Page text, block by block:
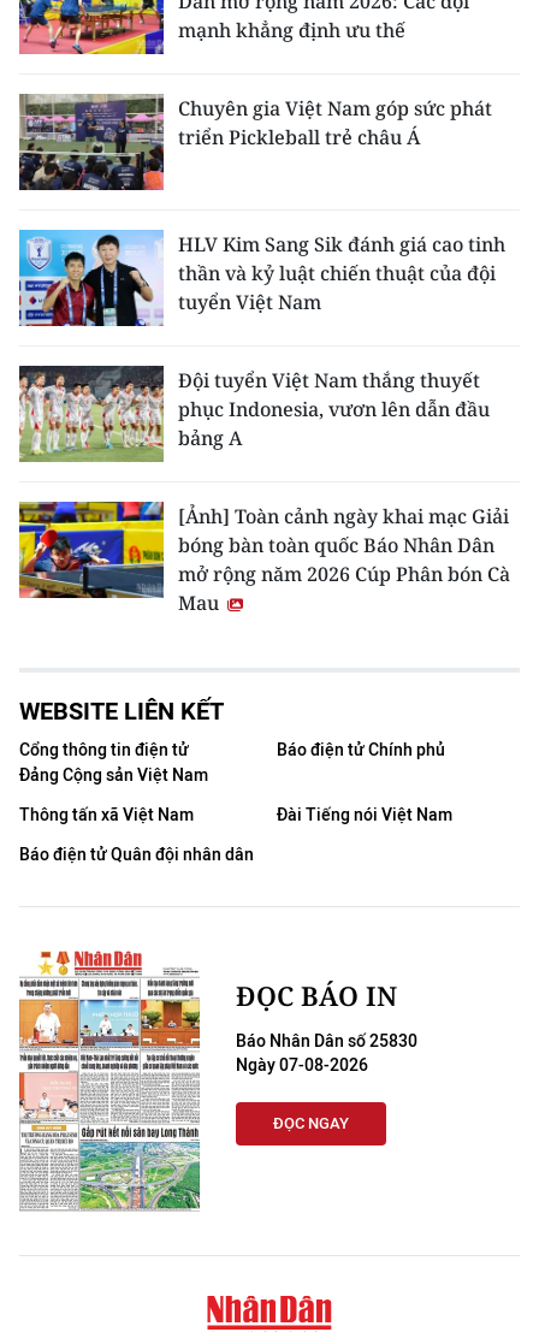
mạnh khẳng định ưu thế
Chuyên gia Việt Nam góp sức phát
triển Pickleball trẻ châu Á
HLV Kim Sang Sik đánh giá cao tinh
thần và kỷ luật chiến thuật của đội
tuyển Việt Nam
Đội tuyển Việt Nam thắng thuyết
phục Indonesia, vươn lên dẫn đầu
bảng A
[Ảnh] Toàn cảnh ngày khai mạc Giải
bóng bàn toàn quốc Báo Nhân Dân
mở rộng năm 2026 Cúp Phân bón Cà
Mau
WEBSITE LIÊN KẾT
Cổng thông tin điện tử
Đảng Cộng sản Việt Nam
Báo điện tử Chính phủ
Thông tấn xã Việt Nam
Đài Tiếng nói Việt Nam
Báo điện tử Quân đội nhân dân
ĐỌC BÁO IN
Báo Nhân Dân số 25830
Ngày 07-08-2026
ĐỌC NGAY